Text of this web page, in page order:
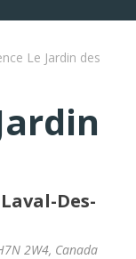
Le Jardin des
Des-
2W4, Canada